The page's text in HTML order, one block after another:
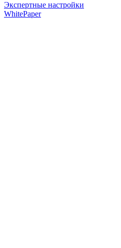
Экспертные настройки
WhitePaper